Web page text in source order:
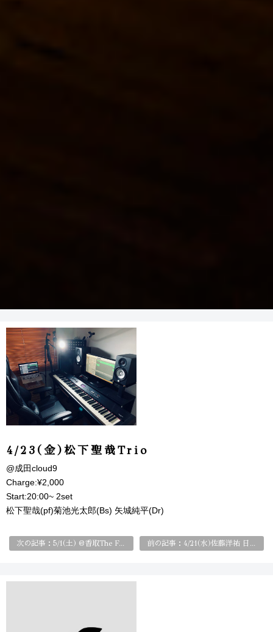
4/23(金)松下聖哉Trio
@成田cloud9
Charge:¥2,000
Start:20:00~ 2set
松下聖哉(pf)菊池光太郎(Bs) 矢城純平(Dr)
次の記事：5/1(土) @香取The FARM BBQ 前の記事：4/21(水)佐藤洋祐 日本のスタンダードソングを探す旅